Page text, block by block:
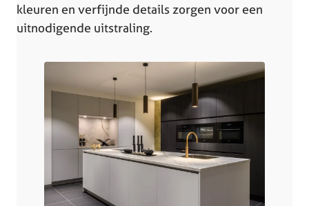
kleuren en verfijnde details zorgen voor een
uitnodigende uitstraling.